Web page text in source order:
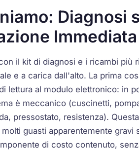
Diagnosi
Immediata
il kit di diagnosi e i ricambi più
e a carica dall'alto. La prima
lettura al modulo elettronico: in
è meccanico (cuscinetti,
pressostato, resistenza). Questa
guasti apparentemente gravi
di costo contenuto,